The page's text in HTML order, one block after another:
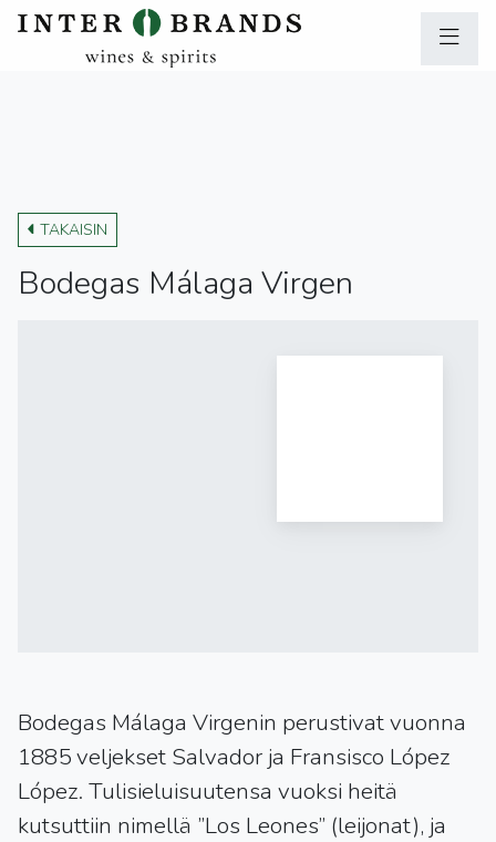
TAKAISIN
Bodegas Málaga Virgen
Bodegas Málaga Virgenin perustivat vuonna
1885 veljekset Salvador ja Fransisco López
López. Tulisieluisuutensa vuoksi heitä
kutsuttiin nimellä ”Los Leones” (leijonat), ja